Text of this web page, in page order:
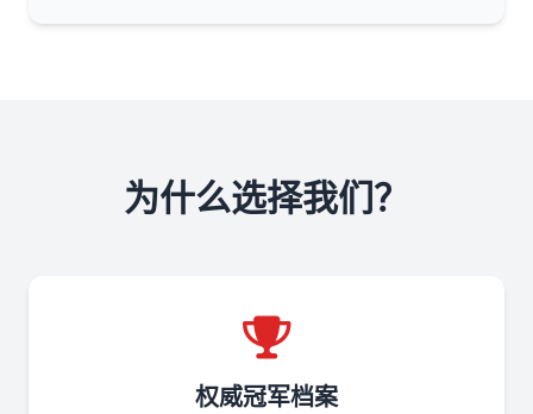
为什么选择我们？
权威冠军档案